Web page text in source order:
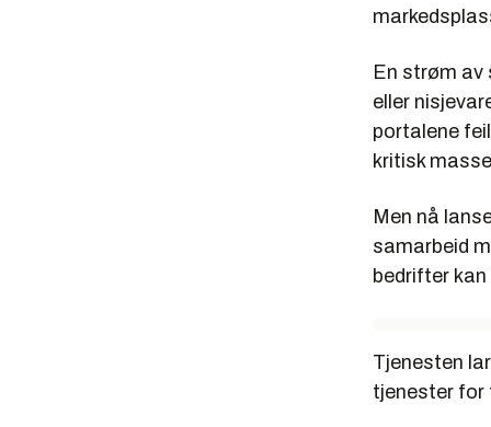
En strøm av
eller
portalene
kritisk
Men nå
samarbeid
bedrifter
Tjenesten
tjenester for